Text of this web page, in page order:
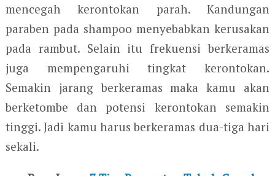
mencegah kerontokan parah. Kandungan
paraben pada shampoo menyebabkan kerusakan
pada rambut. Selain itu frekuensi berkeramas
juga mempengaruhi tingkat kerontokan.
Semakin jarang berkeramas maka kamu akan
berketombe dan potensi kerontokan semakin
tinggi. Jadi kamu harus berkeramas dua-tiga hari
sekali.